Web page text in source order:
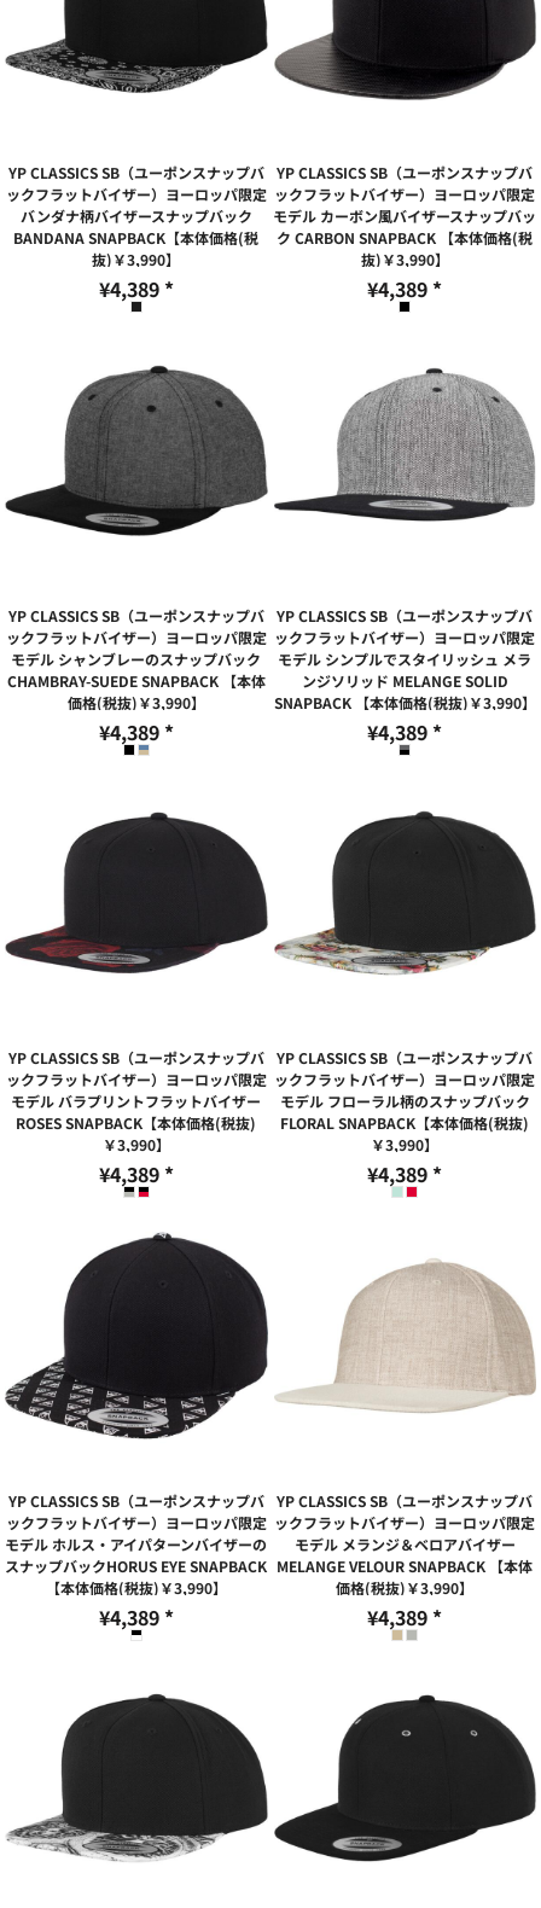
YP CLASSICS SB（ユーポンスナップバ
ックフラットバイザー）ヨーロッパ限定
バンダナ柄バイザースナップバック
BANDANA SNAPBACK【本体価格(税
抜)￥3,990】
¥4,389 *
YP CLASSICS SB（ユーポンスナップバ
ックフラットバイザー）ヨーロッパ限定
モデル カーボン風バイザースナップバッ
ク CARBON SNAPBACK 【本体価格(税
抜)￥3,990】
¥4,389 *
YP CLASSICS SB（ユーポンスナップバ
ックフラットバイザー）ヨーロッパ限定
モデル シャンブレーのスナップバック
CHAMBRAY-SUEDE SNAPBACK 【本体
価格(税抜)￥3,990】
¥4,389 *
YP CLASSICS SB（ユーポンスナップバ
ックフラットバイザー）ヨーロッパ限定
モデル シンプルでスタイリッシュ メラ
ンジソリッド MELANGE SOLID
SNAPBACK 【本体価格(税抜)￥3,990】
¥4,389 *
YP CLASSICS SB（ユーポンスナップバ
ックフラットバイザー）ヨーロッパ限定
モデル バラプリントフラットバイザー
ROSES SNAPBACK【本体価格(税抜)
￥3,990】
¥4,389 *
YP CLASSICS SB（ユーポンスナップバ
ックフラットバイザー）ヨーロッパ限定
モデル フローラル柄のスナップバック
FLORAL SNAPBACK【本体価格(税抜)
￥3,990】
¥4,389 *
YP CLASSICS SB（ユーポンスナップバ
ックフラットバイザー）ヨーロッパ限定
モデル ホルス・アイパターンバイザーの
スナップバックHORUS EYE SNAPBACK
【本体価格(税抜)￥3,990】
¥4,389 *
YP CLASSICS SB（ユーポンスナップバ
ックフラットバイザー）ヨーロッパ限定
モデル メランジ＆ベロアバイザー
MELANGE VELOUR SNAPBACK 【本体
価格(税抜)￥3,990】
¥4,389 *